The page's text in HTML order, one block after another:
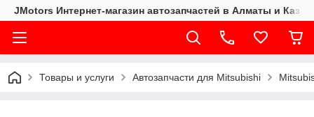
JMotors Интернет-магазин автозапчастей в Алматы и
Товары и услуги Автозапчасти для Mitsubishi